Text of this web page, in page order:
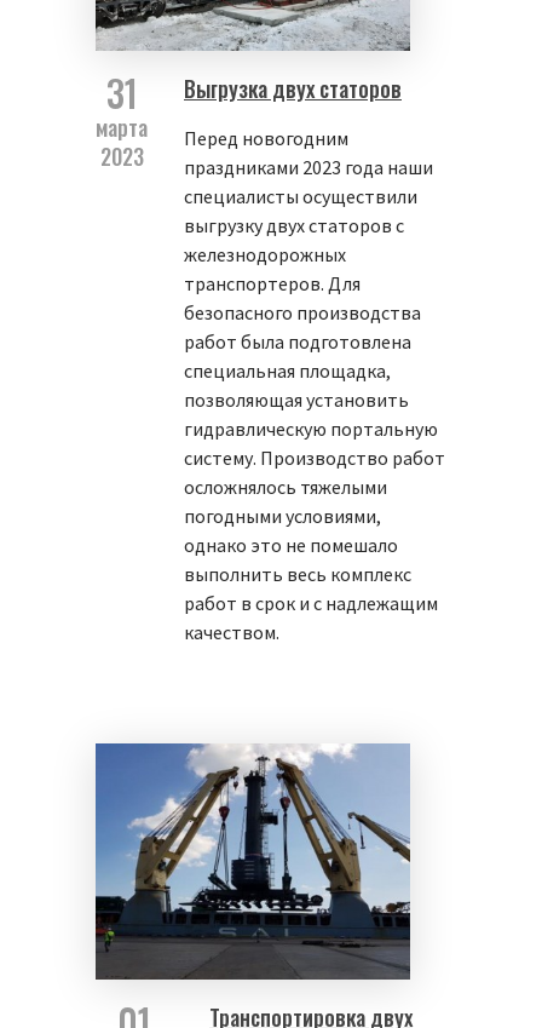
31
марта
2023
Выгрузка двух статоров
Перед новогодним
праздниками 2023 года наши
специалисты осуществили
выгрузку двух статоров с
железнодорожных
транспортеров. Для
безопасного производства
работ была подготовлена
специальная площадка,
позволяющая установить
гидравлическую портальную
систему. Производство работ
осложнялось тяжелыми
погодными условиями,
однако это не помешало
выполнить весь комплекс
работ в срок и с надлежащим
качеством.
Транспортировка двух